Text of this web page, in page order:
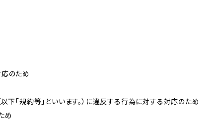
応のため
下「規約等」といいます。）に違反する行為に対する対応のため
め